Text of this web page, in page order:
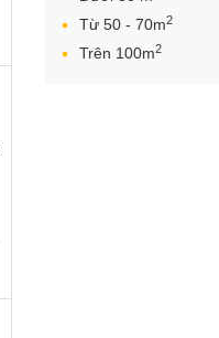
Từ 50 - 70m2
Trên 100m2